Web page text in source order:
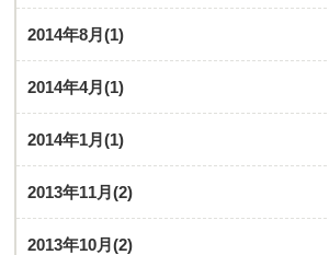
2014年8月(1)
2014年4月(1)
2014年1月(1)
2013年11月(2)
2013年10月(2)